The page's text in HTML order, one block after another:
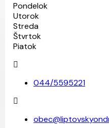
Pondelok
Utorok
Streda
Štvrtok
Piatok
044/5595221